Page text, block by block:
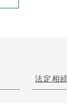
法定相